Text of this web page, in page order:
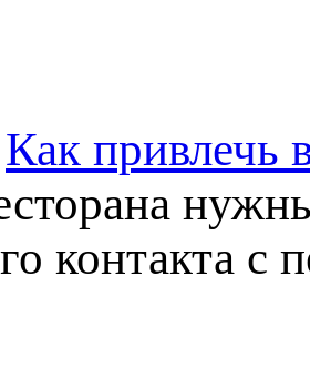
Как привлечь
контакта с